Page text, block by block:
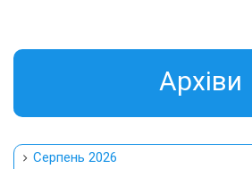
Aрхіви
Серпень 2026